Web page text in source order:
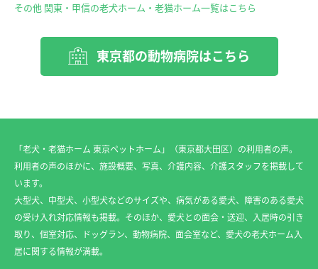
その他 関東・甲信の老犬ホーム・老猫ホーム一覧はこちら
東京都の動物病院はこちら
「老犬・老猫ホーム 東京ペットホーム」（東京都大田区）の利用者の声。
利用者の声のほかに、施設概要、写真、介護内容、介護スタッフを掲載して
います。
大型犬、中型犬、小型犬などのサイズや、病気がある愛犬、障害のある愛犬
の受け入れ対応情報も掲載。そのほか、愛犬との面会・送迎、入居時の引き
取り、個室対応、ドッグラン、動物病院、面会室など、愛犬の老犬ホーム入
居に関する情報が満載。